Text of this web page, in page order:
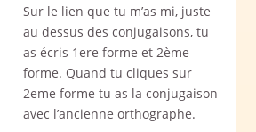
Sur le lien que tu m’as mi, juste
au dessus des conjugaisons, tu
as écris 1ere forme et 2ème
forme. Quand tu cliques sur
2eme forme tu as la conjugaison
avec l’ancienne orthographe.